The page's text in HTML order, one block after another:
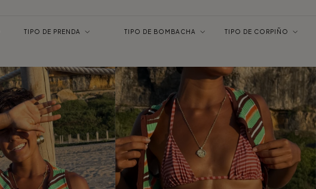
TIPO DE PRENDA TIPO DE BOMBACHA TIPO DE CORPIÑO